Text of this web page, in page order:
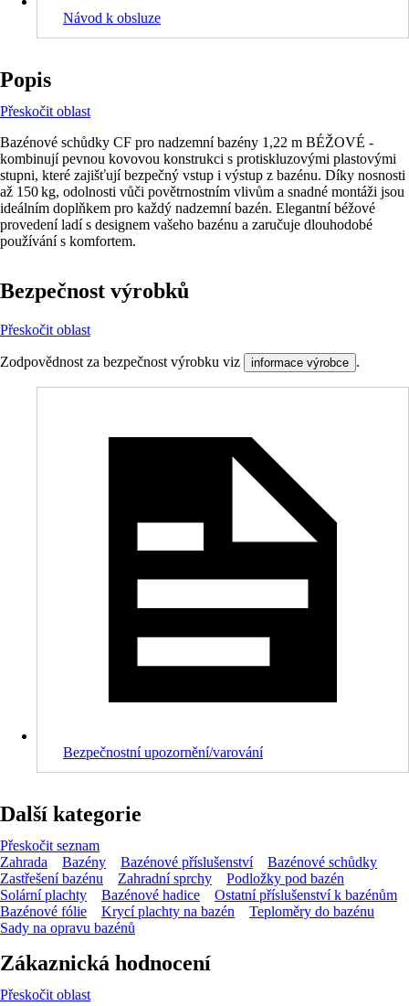
Návod k obsluze
Popis
Přeskočit oblast
Bazénové schůdky CF pro nadzemní bazény 1,22 m BÉŽOVÉ -
kombinují pevnou kovovou konstrukci s protiskluzovými plastovými
stupni, které zajišťují bezpečný vstup i výstup z bazénu. Díky nosnosti
až 150 kg, odolnosti vůči povětrnostním vlivům a snadné montáži jsou
ideálním doplňkem pro každý nadzemní bazén. Elegantní béžové
provedení ladí s designem vašeho bazénu a zaručuje dlouhodobé
používání s komfortem.
Bezpečnost výrobků
Přeskočit oblast
Zodpovědnost za bezpečnost výrobku viz informace výrobce .
Bezpečnostní upozornění/varování
Další kategorie
Přeskočit seznam
Zahrada
Bazény Bazénové příslušenství
Bazénové schůdky
Zastřešení bazénu
Zahradní sprchy
Podložky pod bazén
Solární plachty
Bazénové hadice
Ostatní příslušenství k bazénům
Bazénové fólie
Krycí plachty na bazén
Teploměry do bazénu
Sady na opravu bazénů
Zákaznická hodnocení
Přeskočit oblast